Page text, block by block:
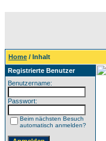
Home / Inhalt
Registrierte Benutzer
Benutzername:
Passwort:
Beim nächsten Besuch
automatisch anmelden?